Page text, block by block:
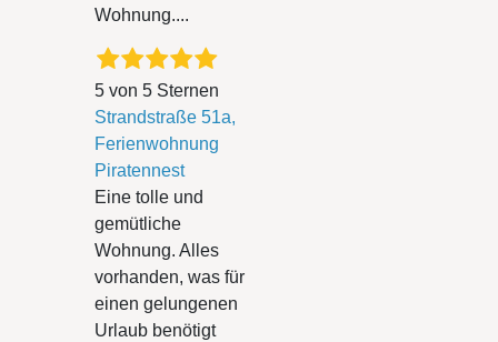
Wohnung....
5 von 5 Sternen
Strandstraße 51a,
Ferienwohnung
Piratennest
Eine tolle und
gemütliche
Wohnung. Alles
vorhanden, was für
einen gelungenen
Urlaub benötigt